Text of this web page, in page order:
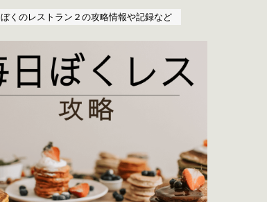
ぼくのレストラン２の攻略情報や記録など